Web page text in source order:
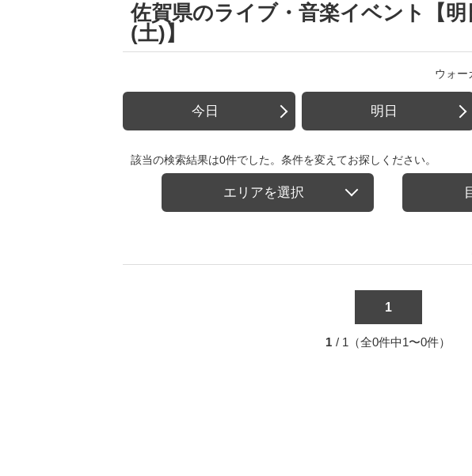
佐賀県のライブ・音楽イベント【明
(土)】
ウォー
今日 明日
該当の検索結果は0件でした。条件を変えてお探しください。
エリアを選択
1
1 / 1（全0件中1〜0件）